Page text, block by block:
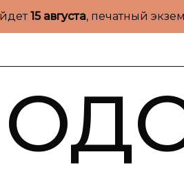
15 августа, печатный